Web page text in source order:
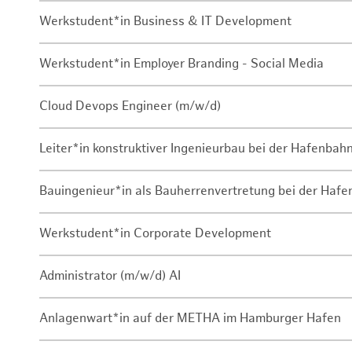
Werkstudent*in Business & IT Development
Werkstudent*in Employer Branding - Social Media
Cloud Devops Engineer (m/w/d)
Leiter*in konstruktiver Ingenieurbau bei der Hafenbahn
Bauingenieur*in als Bauherrenvertretung bei der
Werkstudent*in Corporate Development
Administrator (m/w/d) AI
Anlagenwart*in auf der METHA im Hamburger Hafen